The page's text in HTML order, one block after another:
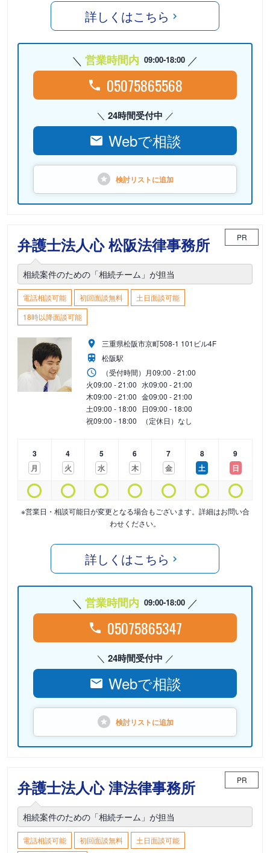
詳しくはこちら
営業時間内 09:00-18:00
05075865568
24時間受付中
Webで相談
検討リストに追加
弁護士法人心 松阪法律事務所 PR
相続案件のための「相続チーム」が担当
電話相談可能 初回面談無料
土日面談可能
18時以降面談可能
三重県松阪市京町508-1 101ビル4F
松阪駅
（受付時間） 月09:00 - 21:00
火09:00 - 21:00 水09:00 - 21:00
木09:00 - 21:00 金09:00 - 21:00
土09:00 - 18:00 日09:00 - 18:00
祝09:00 - 18:00 （定休日）なし
3
月
4
火
5
水
6
木
7
金
8
土
9
日
※営業日・相談可能日が変更となる場合もございます。詳細はお問い合
わせください。
詳しくはこちら
営業時間内 09:00-18:00
05075865347
24時間受付中
Webで相談
検討リストに追加
弁護士法人心 津法律事務所 PR
相続案件のための「相続チーム」が担当
電話相談可能 初回面談無料 土日面談可能